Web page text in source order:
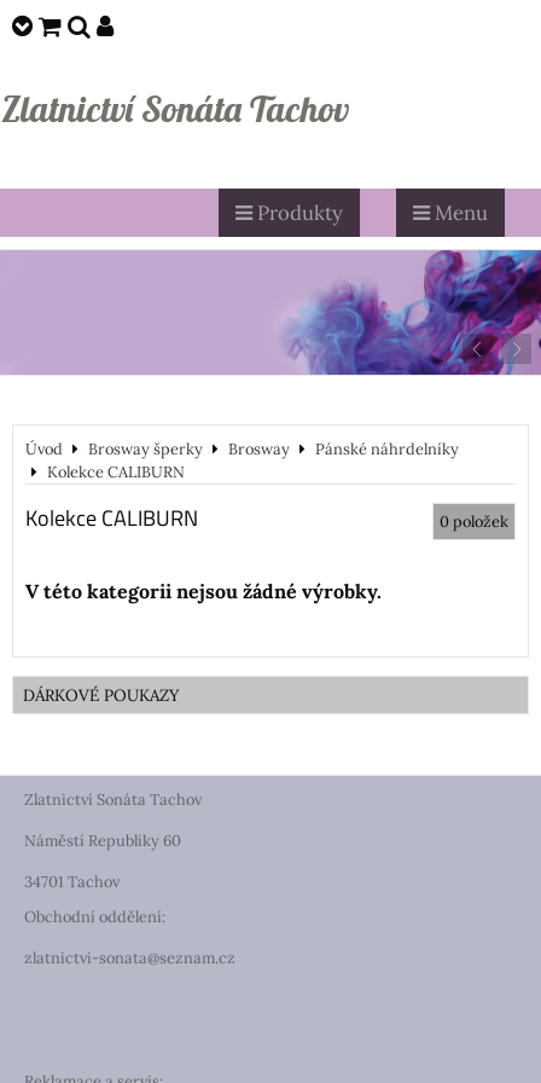
Zlatnictví Sonáta Tachov
Produkty Menu
Úvod Brosway šperky Brosway
Pánské náhrdelníky
Kolekce CALIBURN
Kolekce CALIBURN 0položek
DÁRKOVÉ POUKAZY
Zlatnictví Sonáta Tachov
Náměstí Republiky 60
34701 Tachov
Obchodní oddělení:
zlatnictvi-sonata@seznam.cz